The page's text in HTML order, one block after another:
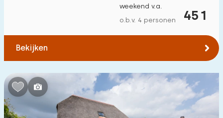
€ 0 — € 1000+
Minimaal aantal
1 2 3 4
451
weekend v.a.
o.b.v. 4 personen
Bekijken